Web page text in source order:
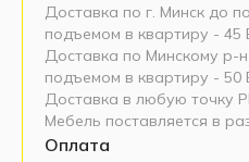
Доставка по г. Минск до
подъемом в квартиру - 45
Доставка по Минскому р-
подъемом в квартиру - 50
Доставка в любую точку
Мебель поставляется в
Оплата